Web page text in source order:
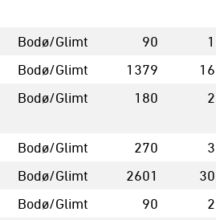
Bodø/Glimt 90 1
Bodø/Glimt 1379 16
Bodø/Glimt 180 2
Bodø/Glimt 270 3
Bodø/Glimt 2601 30
Bodø/Glimt 90 2